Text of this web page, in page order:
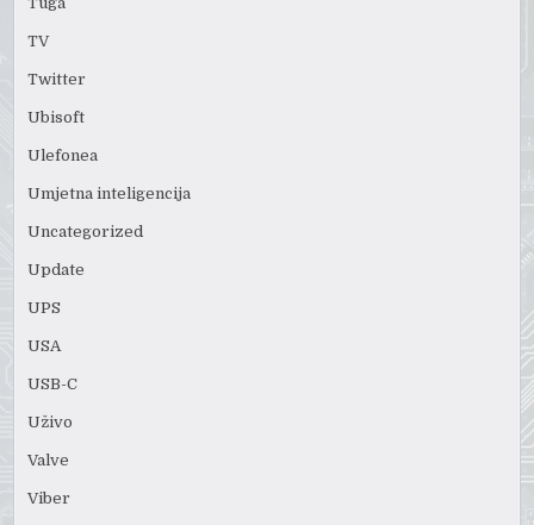
TV
Twitter
Ubisoft
Ulefonea
Umjetna inteligencija
Uncategorized
Update
UPS
USA
USB-C
Uživo
Valve
Viber